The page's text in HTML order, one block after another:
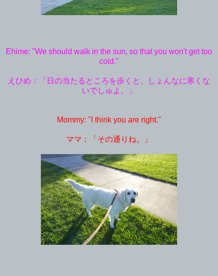
Ehime: "We should walk in the sun, so that you won't get too
cold."
えひめ：「日の当たるところを歩くと、しょんなに寒くな
いでしゅよ。」
Mommy: "I think you are right."
ママ：「その通りね。」